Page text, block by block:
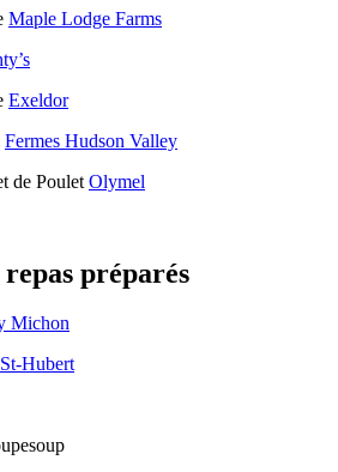
Maple Lodge Farms
Exeldor
Fermes Hudson Valley
de Poulet Olymel
préparés
Michon
St-Hubert